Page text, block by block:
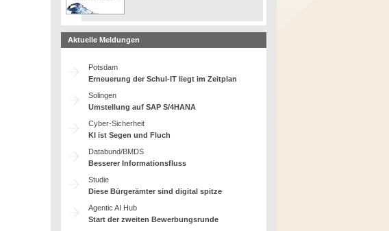
Aktuelle Meldungen
Potsdam
Erneuerung der Schul-IT liegt im Zeitplan
Solingen
Umstellung auf SAP S/4HANA
Cyber-Sicherheit
KI ist Segen und Fluch
Databund/BMDS
Besserer Informationsfluss
Studie
Diese Bürgerämter sind digital spitze
Agentic AI Hub
Start der zweiten Bewerbungsrunde